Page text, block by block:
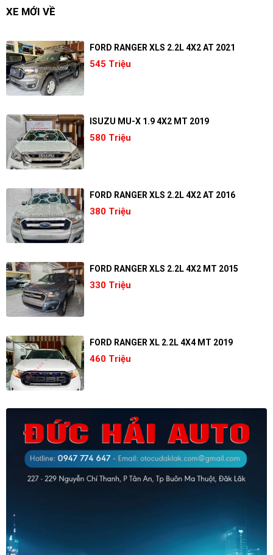
XE MỚI VỀ
FORD RANGER XLS 2.2L 4X2 AT 2021
545 Triệu
ISUZU MU-X 1.9 4X2 MT 2019
580 Triệu
FORD RANGER XLS 2.2L 4X2 AT 2016
380 Triệu
FORD RANGER XLS 2.2L 4X2 MT 2015
330 Triệu
FORD RANGER XL 2.2L 4X4 MT 2019
460 Triệu